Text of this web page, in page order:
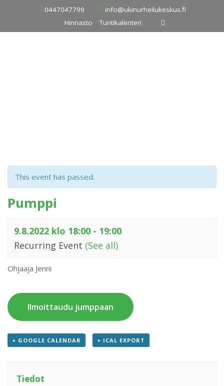
content
0447047799
info@ukinurheilukeskus.fi
Hinnasto
Tuntikalenteri
This event has passed.
Pumppi
9.8.2022 klo 18:00 - 19:00
Recurring Event (See all)
Ohjaaja Jenni
Ilmoittaudu jumppaan
+ GOOGLE CALENDAR + ICAL EXPORT
Tiedot